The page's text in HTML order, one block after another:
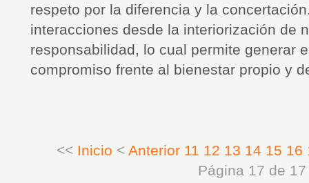
respeto por la diferencia y la
interacciones desde la interiorización de
responsabilidad, lo cual permite generar
compromiso frente al bienestar propio y
<< Inicio < Anterior 11 12 13 14 15 16
Página 17 de 17